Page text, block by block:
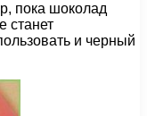
пока шоколад
станет
и черный